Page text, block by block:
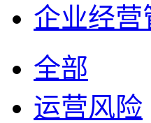
企业经营
全部
运营风险